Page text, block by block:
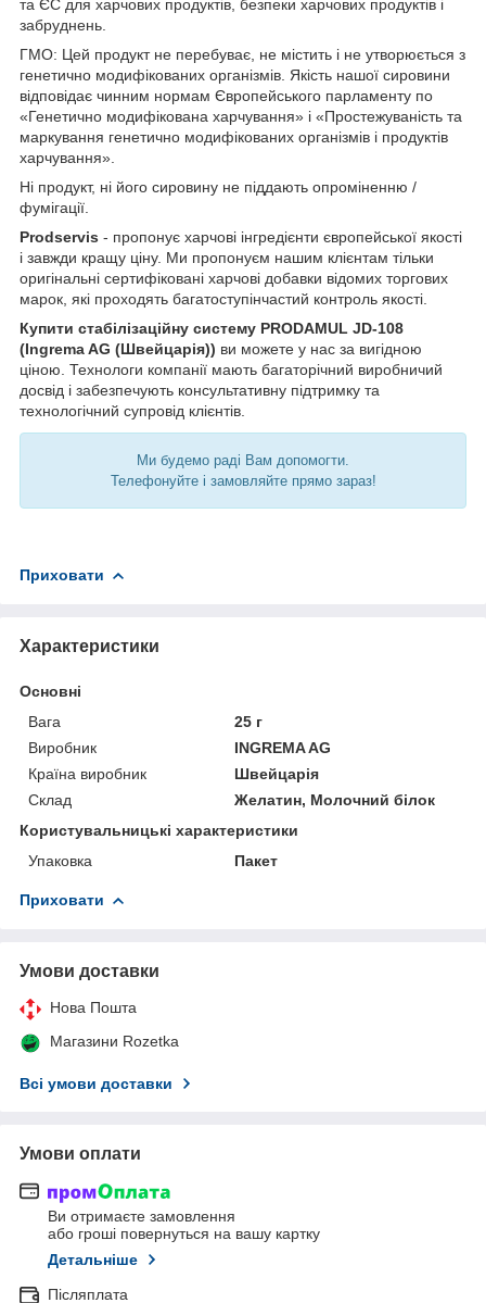
та ЄС для харчових продуктів, безпеки харчових продуктів і
забруднень.
ГМО: Цей продукт не перебуває, не містить і не утворюється з
генетично модифікованих організмів. Якість нашої сировини
відповідає чинним нормам Європейського парламенту по
«Генетично модифікована харчування» і «Простежуваність та
маркування генетично модифікованих організмів і продуктів
харчування».
Ні продукт, ні його сировину не піддають опроміненню /
фумігації.
Prodservis - пропонує харчові інгредієнти європейської якості
і завжди кращу ціну. Ми пропонуєм нашим клієнтам тільки
оригінальні сертифіковані харчові добавки відомих торгових
марок, які проходять багатоступінчастий контроль якості.
Купити стабілізаційну систему PRODAMUL JD-108
(Ingrema AG (Швейцарія)) ви можете у нас за вигідною
ціною. Технологи компанії мають багаторічний виробничий
досвід і забезпечують консультативну підтримку та
технологічний супровід клієнтів.
Ми будемо раді Вам допомогти.
Телефонуйте і замовляйте прямо зараз!
Приховати
Характеристики
Основні
Вага
25 г
Виробник
INGREMA AG
Країна виробник
Швейцарія
Склад
Желатин, Молочний білок
Користувальницькі характеристики
Упаковка
Пакет
Приховати
Умови доставки
Нова Пошта
Магазини Rozetka
Всі умови доставки
Умови оплати
Ви отримаєте замовлення
або гроші повернуться на вашу картку
Детальніше
Післяплата